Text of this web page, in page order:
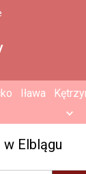
Iława
w Elblągu